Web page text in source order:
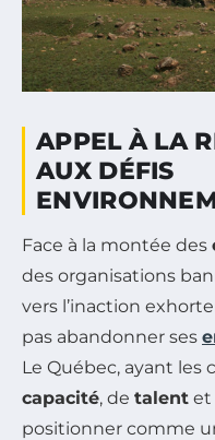
APPEL À LA
AUX DÉFIS
Face à la montée des
des organisations
vers l’inaction
pas abandonner ses
Le Québec, ayant les
capacité, de talent et
positionner comme